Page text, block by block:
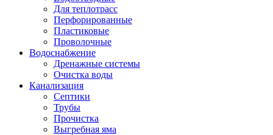
Для теплотрасс
Перфорированные
Пластиковые
Проволочные
Водоснабжение
Дренажные системы
Очистка воды
Канализация
Септики
Трубы
Прочистка
Выгребная яма